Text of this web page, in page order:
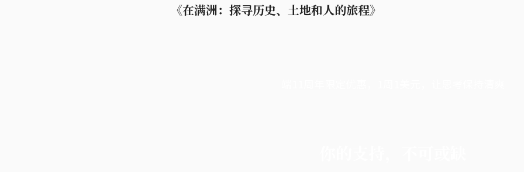
《在满洲：探寻历史、土地和人的旅程》